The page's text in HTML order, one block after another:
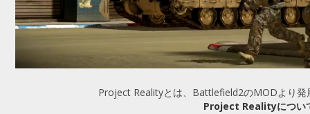
Project Realityとは、Battlefield2のMODより発
Project Realityについ